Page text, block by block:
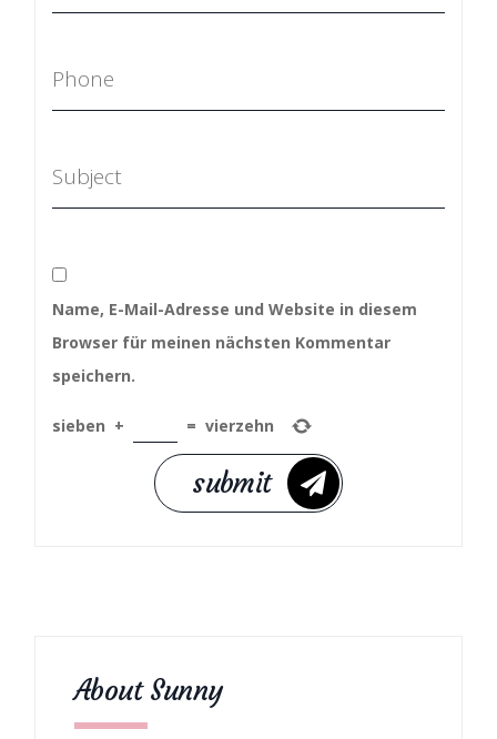
Name, E-Mail-Adresse und Website in diesem
Browser für meinen nächsten Kommentar
speichern.
sieben + = vierzehn
About Sunny